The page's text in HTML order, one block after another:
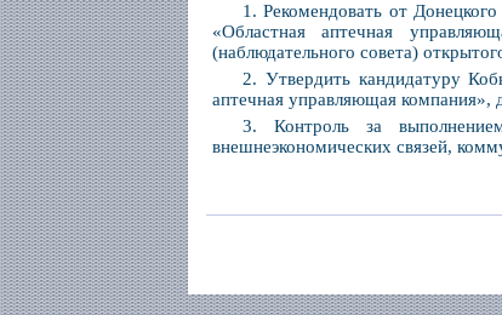
1. Рекомендовать от
«Областная аптечная
(наблюдательного совета)
2. Утвердить кандидатуру
аптечная управляющая компания»,
3. Контроль за
внешнеэкономических связей,